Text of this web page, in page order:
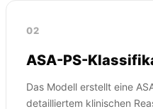
02
ASA-PS-
Das Modell erstellt eine
detailliertem klinischen